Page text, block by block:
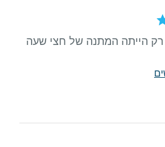
רק הייתה המתנה של חצי שעה